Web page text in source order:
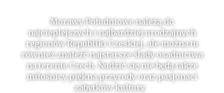
Morawy Południowe należą do
najcieplejszych i najbardziej urodzajnych
regionów Republiki Czeskiej, ale można tu
również znaleźć najstarsze ślady osadnictwa
na terenie Czech. Nudzić się nie będą także
miłośnicy piękna przyrody oraz pasjonaci
zabytków kultury.